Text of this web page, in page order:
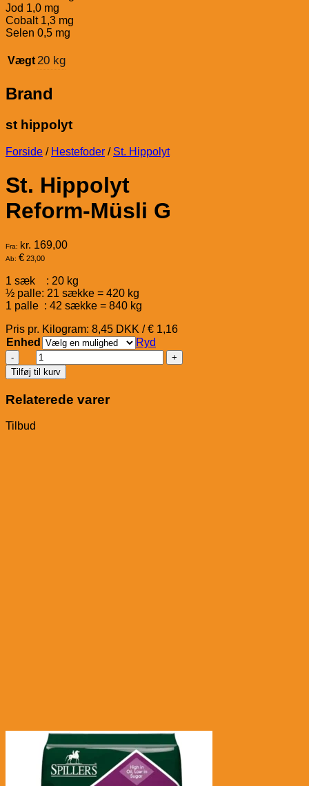
Jod 1,0 mg
Cobalt 1,3 mg
Selen 0,5 mg
Vægt 20 kg
Brand
st hippolyt
Forside / Hestefoder / St. Hippolyt
St. Hippolyt
Reform-Müsli G
Fra: kr. 169,00
Ab: € 23,00
1 sæk : 20 kg
½ palle: 21 sække = 420 kg
1 palle : 42 sække = 840 kg
Pris pr. Kilogram: 8,45 DKK / € 1,16
Enhed
Ryd
Hippolyt
Reform-
Müsli
G
Tilføj til kurv
Relaterede varer
Tilbud